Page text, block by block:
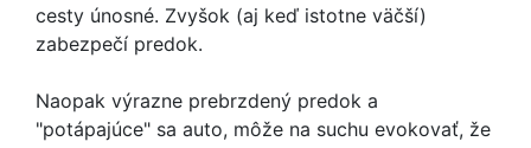
cesty únosné. Zvyšok (aj keď istotne väčší)
zabezpečí predok.
Naopak výrazne prebrzdený predok a
"potápajúce" sa auto, môže na suchu evokovať, že